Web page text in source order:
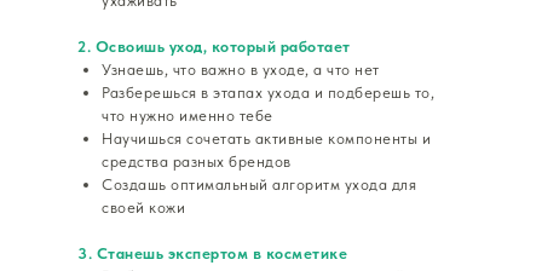
2. Освоишь уход, который работает
Узнаешь, что важно в уходе, а что нет
Разберешься в этапах ухода и подберешь то,
что нужно именно тебе
Научишься сочетать активные компоненты и
средства разных брендов
Создашь оптимальный алгоритм ухода для
своей кожи
3. Станешь экспертом в косметике